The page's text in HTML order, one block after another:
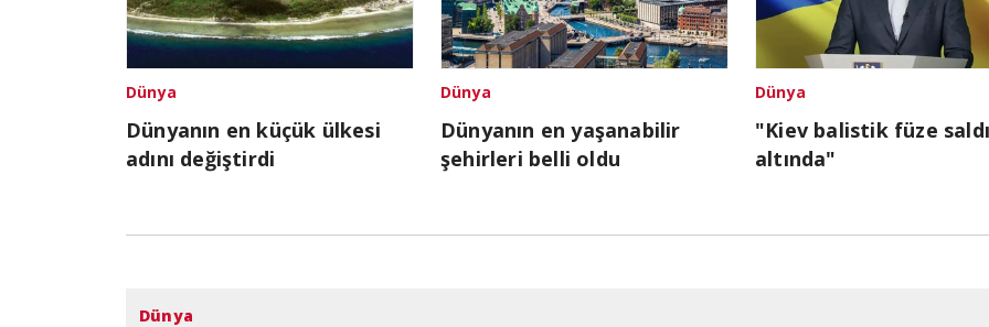
Dünya
Dünyanın en küçük ülkesi
adını değiştirdi
Dünya
Dünyanın en yaşanabilir
şehirleri belli oldu
Dünya
"Kiev balistik füze
altında"
Dünya